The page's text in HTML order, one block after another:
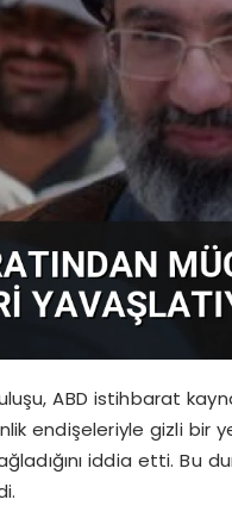
ABD istihbarat
endişeleriyle gizli bir
iddia etti. Bu